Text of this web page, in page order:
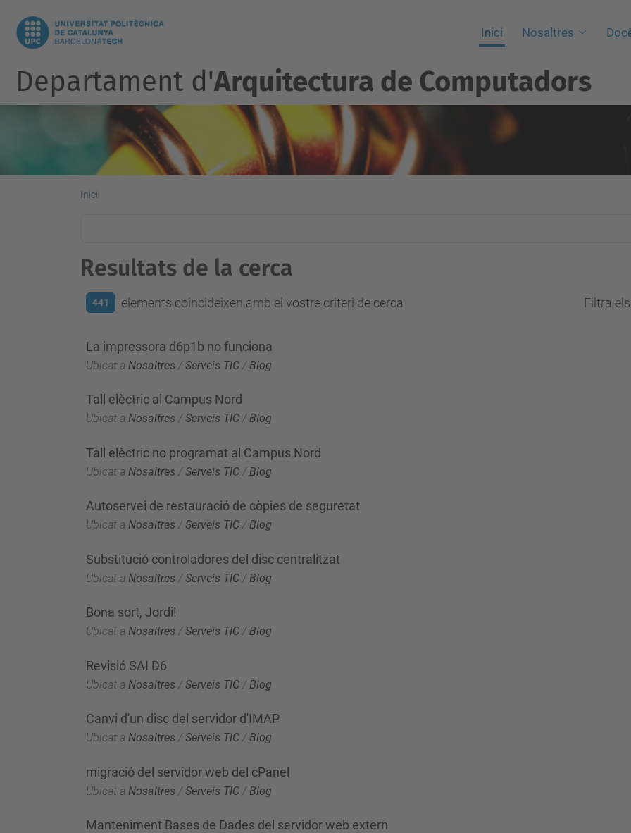
Inici Nosaltres
Departament d'Arquitectura de Computadors
Inici
Resultats de la cerca
441 elements coincideixen amb el vostre criteri de cerca Filtra
La impressora d6p1b no funciona
Ubicat a Nosaltres /Serveis TIC / Blog
Tall elèctric al Campus Nord
Ubicat a Nosaltres /Serveis TIC /Blog
Tall elèctric no programat al Campus Nord
Ubicat a Nosaltres /Serveis TIC / Blog
Autoservei de restauració de còpies de seguretat
Ubicat a Nosaltres /Serveis TIC /Blog
Substitució controladores del disc centralitzat
Ubicat a Nosaltres /Serveis TIC / Blog
Bona sort, Jordi!
Ubicat a Nosaltres /Serveis TIC /Blog
Revisió SAI D6
Ubicat a Nosaltres /Serveis TIC / Blog
Canvi d'un disc del servidor d'IMAP
Ubicat a Nosaltres /Serveis TIC /Blog
migració del servidor web del cPanel
Ubicat a Nosaltres /Serveis TIC / Blog
Manteniment Bases de Dades del servidor web extern